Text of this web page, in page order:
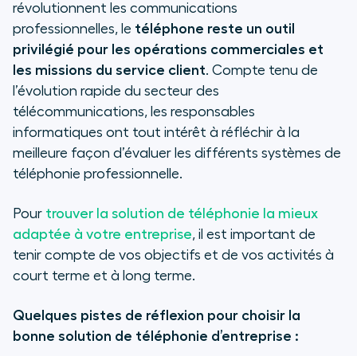
révolutionnent les communications
professionnelles, le téléphone reste un outil
privilégié pour les opérations commerciales et
les missions du service client. Compte tenu de
l’évolution rapide du secteur des
télécommunications, les responsables
informatiques ont tout intérêt à réfléchir à la
meilleure façon d’évaluer les différents systèmes de
téléphonie professionnelle.
Pour trouver la solution de téléphonie la mieux
adaptée à votre entreprise, il est important de
tenir compte de vos objectifs et de vos activités à
court terme et à long terme.
Quelques pistes de réflexion pour choisir la
bonne solution de téléphonie d’entreprise :